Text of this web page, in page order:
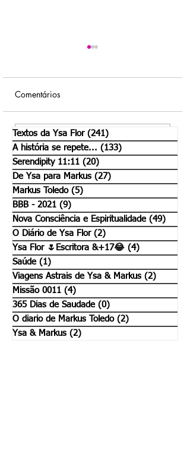
O mistério em nós.
Comentários
Escreva um comentário
Textos da Ysa Flor (241)
A história se repete... (133)
Serendipity 11:11 (20)
De Ysa para Markus (27)
Markus Toledo (5)
BBB - 2021 (9)
Nova Consciência e Espiritualidade (49)
O Diário de Ysa Flor (2)
Ysa Flor 🌷Escritora &+17😂 (4)
Saúde (1)
Viagens Astrais de Ysa & Markus (2)
Missão 0011 (4)
365 Dias de Saudade (0)
O diario de Markus Toledo (2)
Ysa & Markus (2)